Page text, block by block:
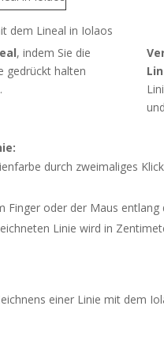
, indem Sie die
gedrückt halten
durch zweimaliges
Finger oder der Maus entlang
Linie wird in